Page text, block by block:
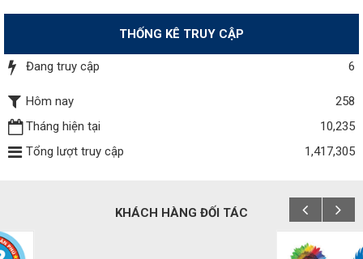
THỐNG KÊ TRUY CẬP
Đang truy cập 6
Hôm nay
258
Tháng hiện tại
10,235
Tổng lượt truy cập
1,417,305
KHÁCH HÀNG ĐỐI TÁC